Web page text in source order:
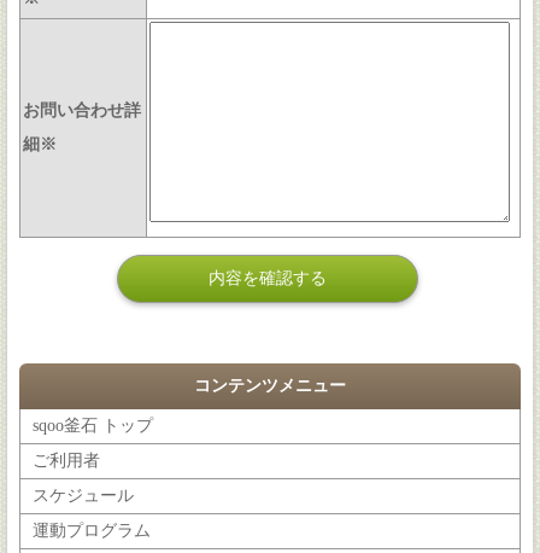
お問い合わせ詳
細※
コンテンツメニュー
sqoo釜石 トップ
ご利用者
スケジュール
運動プログラム